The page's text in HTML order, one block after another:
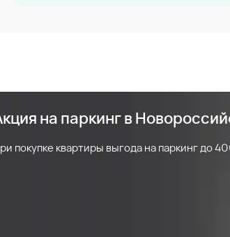
на паркинг в
покупке квартиры выгода на паркинг до